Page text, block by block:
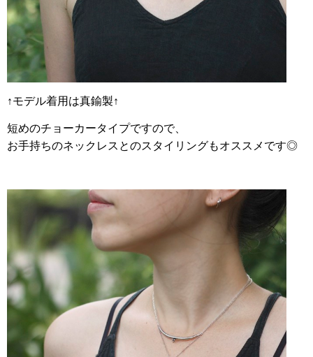
↑モデル着用は真鍮製↑
短めのチョーカータイプですので、
お手持ちのネックレスとのスタイリングもオススメです◎